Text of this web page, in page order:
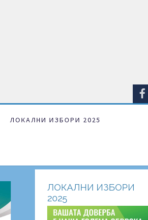
ЛОКАЛНИ ИЗБОРИ 2025
ЛОКАЛНИ ИЗБОРИ
2025